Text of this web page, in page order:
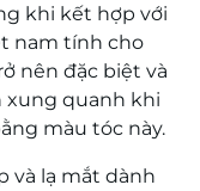
khi kết hợp với
nam tính cho
nên đặc biệt và
xung quanh khi
màu tóc này.
và lạ mắt dành